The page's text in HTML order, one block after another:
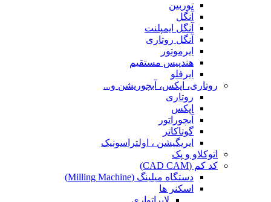
توربین
آنگل
آنگل ایمپلنت
آنگل روتاری
ایرموتور
هندپیس مستقیم
ایرفلو
روتاری، اپکس، آبچوریشن و...
روتاری
اپکس
آبچوراتور
گوتاکاتر
ایریگیشن ، اولتراسونیک
اتوکلاو و پک
کد کم (CAD CAM)
دستگاه میلینگ (Milling Machine)
اسکنر ها
لابراتواری